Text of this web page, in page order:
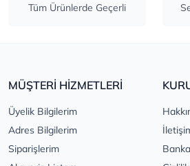
Tüm Ürünlerde Geçerli
MÜŞTERİ HİZMETLERİ
Üyelik Bilgilerim
Adres Bilgilerim
Siparişlerim